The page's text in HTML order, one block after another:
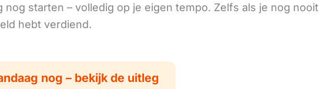
nog starten – volledig op je eigen tempo. Zelfs als je nog nooit
hebt verdiend.
nog – bekijk de uitleg